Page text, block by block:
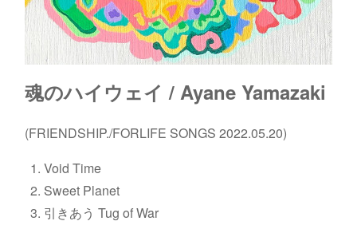
魂のハイウェイ / Ayane Yamazaki
(FRIENDSHIP./FORLIFE SONGS 2022.05.20)
Void Time
Sweet Planet
引きあう Tug of War